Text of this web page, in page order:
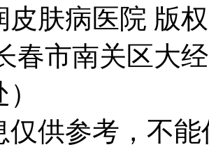
肤病医院 版
春市南关区大
仅供参考，不